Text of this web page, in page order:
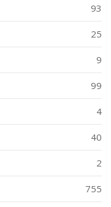
93
25
9
99
4
40
2
755